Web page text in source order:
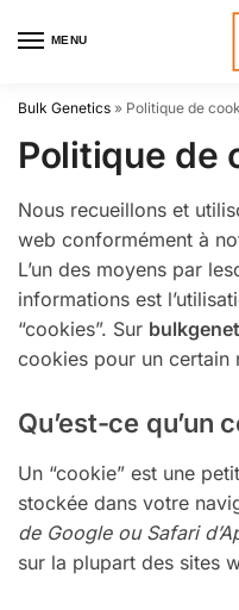
MENU
Bulk Genetics » Politique de
Politique de
Nous recueillons et
web conformément à
L’un des moyens par
informations est
“cookies”. Sur
cookies pour un certain
Qu’est-ce qu’un
Un “cookie” est une
stockée dans votre
de Google ou Safari
sur la plupart des sites